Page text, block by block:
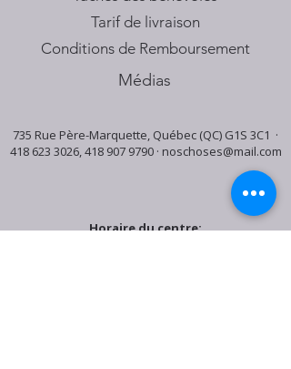
Tarif de livraison
Conditions de Remboursement
Médias
735 Rue Père-Marquette, Québec (QC) G1S 3C1 ·
418 623 3026,418 907 9790· noschoses@mail.com
Horaire du centre: